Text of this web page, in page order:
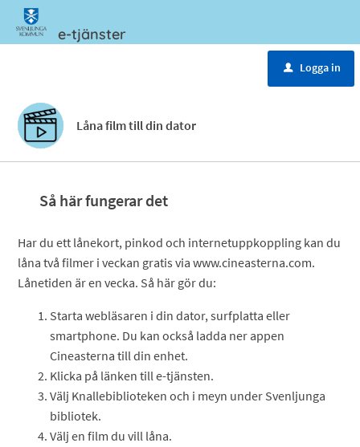
e-tjänster
u Logga in
Låna film till din dator
Så här fungerar det
Har du ett lånekort, pinkod och internetuppkoppling kan du
låna två filmer i veckan gratis via www.cineasterna.com.
Lånetiden är en vecka. Så här gör du:
Starta webläsaren i din dator, surfplatta eller
smartphone. Du kan också ladda ner appen
Cineasterna till din enhet.
Klicka på länken till e-tjänsten.
Välj Knallebiblioteken och i meyn under Svenljunga
bibliotek.
Välj en film du vill låna.